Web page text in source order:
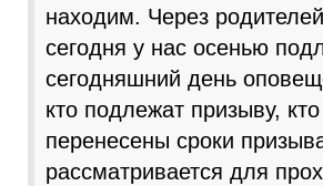
находим. Через
сегодня у нас осенью
сегодняшний день
кто подлежат призыву,
перенесены сроки
рассматривается для